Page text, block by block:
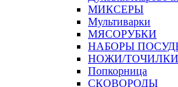
МИКСЕРЫ
Мультиварки
МЯСОРУБКИ
НАБОРЫ
НОЖИ/
Попкорница
СКОВОРОДЫ